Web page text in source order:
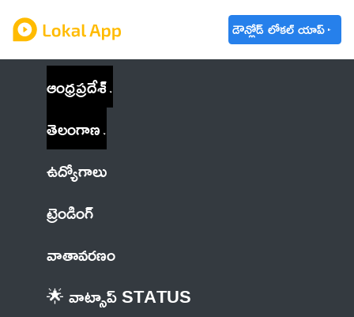
డౌన్లోడ్ లోకల్ యాప్
ఆంధ్రప్రదేశ్
తెలంగాణ
ఉద్యోగాలు
ట్రెండింగ్
వాతావరణం
🌟 వాట్సాప్ STATUS